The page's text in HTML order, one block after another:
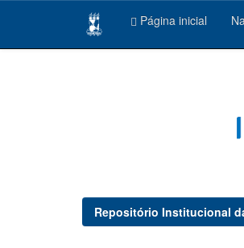
Página inicial
Repositório Institucional